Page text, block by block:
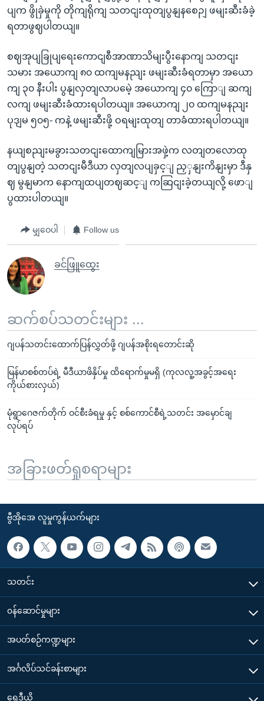
ပျက ဖွိုခှဲမှုကို တိုကျရိုကျ သတငျးထုတျပွနျနစေဉျ ဖမျးဆီးခံခဲ့
ရတာဖွဈပါတယျ။
စဈအုပျခြုပျရေးကောငျစီအာဏာသိမျးပွီးနောကျ သတငျး
သမား အယောကျ ၈၀ ထကျမနညျး ဖမျးဆီးခံရတာမှာ အယော
ကျ ၃၀ နီးပါး ပွနျလှတျလာပမေဲ့ အယောကျ ၄၀ ကြောျ ဆကျ
လကျ ဖမျးဆီးခံထားရပါတယျ။ အယောကျ ၂၀ ထကျမနညျး
ပုဒျမ ၅၀၅- ကနဲ့ ဖမျးဆီးဖို့ ဝရမျးထုတျ တာခံထားရပါတယျ။
နယျစညျးမခွားသတငျးထောကျမြားအဖှဲ့က လတျတလောထု
တျပွနျတဲ့ သတငျးမီဒီယာ လှတျလပျခှင့ျ ညှှနျးကိနျးမှာ ဒီနှ
ဈ မွနျမာက နောကျထပျတဈဆင့ျ ကဆြငျးခဲ့တယျလို့ ဖောျ
ပွထားပါတယျ။
မျှဝေပါ Follow us
ခင်ဖြူထွေး
ဆက်စပ်သတင်းများ ...
ဂျပန်သတင်းထောက်ပြန်လွှတ်ဖို့ ဂျပန်အစိုးရတောင်းဆို
မြန်မာစစ်တပ်ရဲ့ မီဒီယာဖိနှိပ်မှု ထိရောက်မှုမရှိ (ကုလလူ့အခွင့်အရေး
ကိုယ်စားလှယ်)
မုံရွာဂေဇက်တိုက် ဝင်စီးခံရမှု နှင့် စစ်ကောင်စီရဲ့သတင်း အမှောင်ချ
လုပ်ရပ်
အခြားဖတ်ရှုစရာများ
ဗွီအိုအေ လူမှုကွန်ယက်များ
သတင်း
၀န်ဆောင်မှုများ
အပတ်စဉ်ကဏ္ဍများ
အင်္ဂလိပ်သင်ခန်းစာများ
ရေဒီယို